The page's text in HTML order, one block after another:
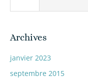
Archives
janvier 2023
septembre 2015